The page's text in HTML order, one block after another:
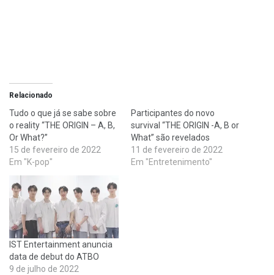
Relacionado
Tudo o que já se sabe sobre
o reality “THE ORIGIN – A, B,
Or What?”
15 de fevereiro de 2022
Em "K-pop"
Participantes do novo
survival “THE ORIGIN -A, B or
What” são revelados
11 de fevereiro de 2022
Em "Entretenimento"
IST Entertainment anuncia
data de debut do ATBO
9 de julho de 2022